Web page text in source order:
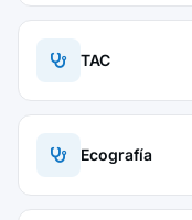
TAC
Ecografía